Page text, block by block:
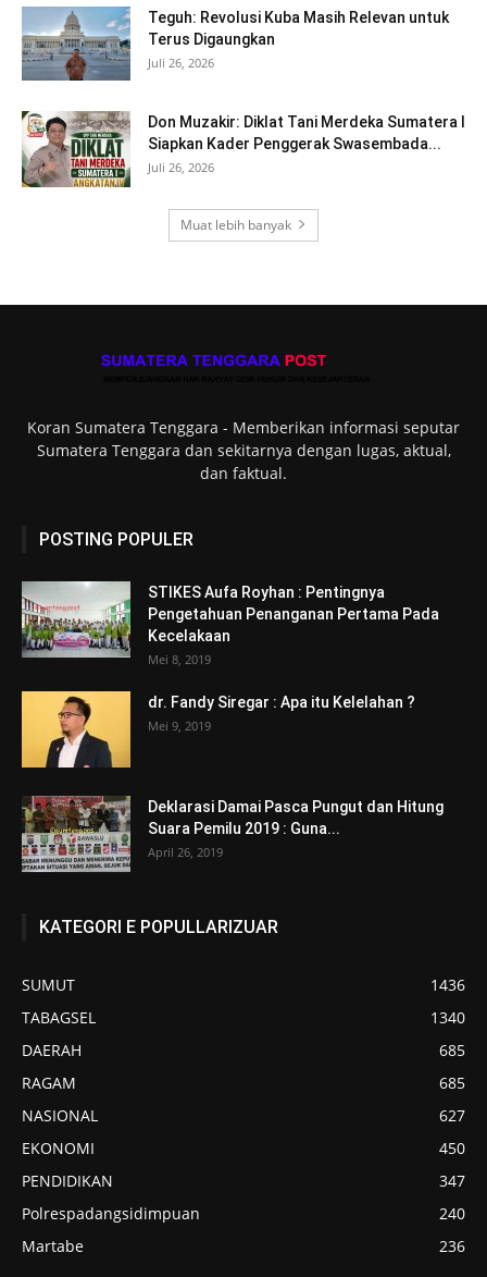
Teguh: Revolusi Kuba Masih Relevan untuk
Terus Digaungkan
Juli 26, 2026
Don Muzakir: Diklat Tani Merdeka Sumatera I
Siapkan Kader Penggerak Swasembada...
Juli 26, 2026
Muat lebih banyak
Koran Sumatera Tenggara - Memberikan informasi seputar
Sumatera Tenggara dan sekitarnya dengan lugas, aktual,
dan faktual.
POSTING POPULER
STIKES Aufa Royhan : Pentingnya
Pengetahuan Penanganan Pertama Pada
Kecelakaan
Mei 8, 2019
dr. Fandy Siregar : Apa itu Kelelahan ?
Mei 9, 2019
Deklarasi Damai Pasca Pungut dan Hitung
Suara Pemilu 2019 : Guna...
April 26, 2019
KATEGORI E POPULLARIZUAR
SUMUT
1436
TABAGSEL
1340
DAERAH
685
RAGAM
685
NASIONAL
627
EKONOMI
450
PENDIDIKAN
347
Polrespadangsidimpuan
240
Martabe
236